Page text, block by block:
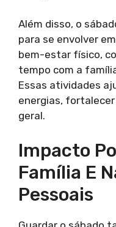
Além disso, o
para se envolver
bem-estar físico,
tempo com a
Essas atividades
energias,
geral.
Impacto
Família E
Pessoais